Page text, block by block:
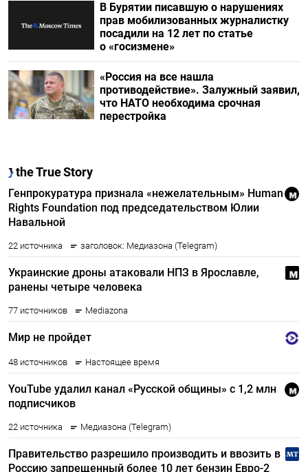
В Бурятии писавшую о нарушениях
прав мобилизованных журналистку
посадили на 12 лет по статье
о «госизмене»
«Россия на все нашла
противодействие». Залужный заявил,
что НАТО необходима срочная
перестройка